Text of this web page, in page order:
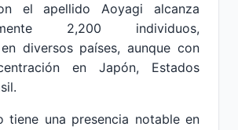
el apellido Aoyagi alcanza
2,200 individuos,
diversos países, aunque con
en Japón, Estados
tiene una presencia notable en